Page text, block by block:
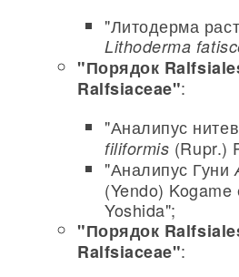
"Литодерма
Lithoderma
"Порядок
Ralfsiaceae":
"Аналипус
filiformis (Rupr.)
"Аналипус Гуни
(Yendo)
Yoshida";
"Порядок
Ralfsiaceae":